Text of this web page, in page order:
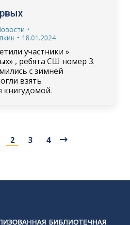
18.01.2024
участники »
, ребята СШ номер 3.
с зимней
взять
2 3 4